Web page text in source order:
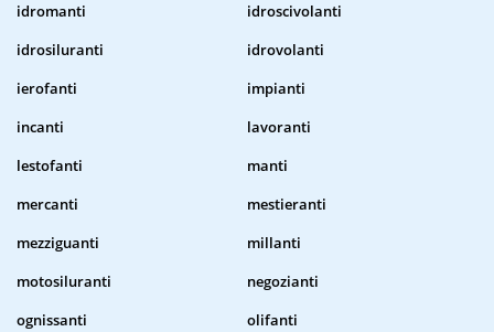
idromanti
idroscivolanti
idrosiluranti
idrovolanti
ierofanti
impianti
incanti
lavoranti
lestofanti
manti
mercanti
mestieranti
mezziguanti
millanti
motosiluranti
negozianti
ognissanti
olifanti